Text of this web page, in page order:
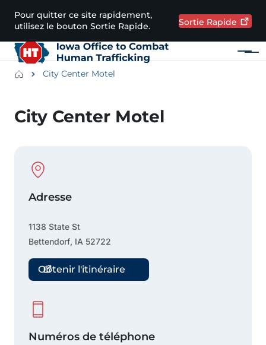
Passer au contenu principal
Pour quitter ce site rapidement,
utilisez le bouton Sortie Rapide.
Sortie Rapide
Menu
BreadcrumbsCity Center Motel
City Center Motel
Physical Location
Adresse
1138 State St
Bettendorf, IA 52722
Obtenir l'itinéraire
Numéros de téléphone